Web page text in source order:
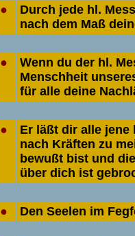
●
Durch jede hl.
nach dem Maß
●
Wenn du der hl.
Menschheit
für alle deine
●
Er läßt dir alle
nach Kräften zu
bewußt bist und
über dich ist
● Den Seelen im